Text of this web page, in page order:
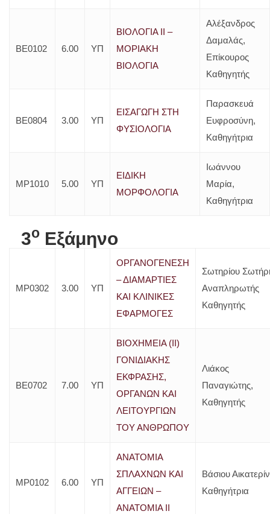
ΒΕ0102 6.00 ΥΠ
ΒΙΟΛΟΓΙΑ ΙΙ –
ΜΟΡΙΑΚΗ
ΒΙΟΛΟΓΙΑ
Aλέξανδρος
Δαμαλάς,
Επίκουρος
Καθηγητής
ΒΕ0804 3.00 ΥΠ
ΕΙΣΑΓΩΓΗ ΣΤΗ
ΦΥΣΙΟΛΟΓΙΑ
Παρασκευά
Ευφροσύνη,
Καθηγήτρια
ΜΡ1010 5.00 ΥΠ
ΕΙΔΙΚΗ
ΜΟΡΦΟΛΟΓΙΑ
Ιωάννου
Μαρία,
Καθηγήτρια
3o Εξάμηνο
ΜΡ0302 3.00 ΥΠ
ΟΡΓΑΝΟΓΕΝΕΣΗ
– ΔΙΑΜΑΡΤΙΕΣ
ΚΑΙ ΚΛΙΝΙΚΕΣ
ΕΦΑΡΜΟΓΕΣ
Σωτηρίου
Αναπληρωτής
Καθηγητής
ΒΕ0702 7.00 ΥΠ
ΒΙΟΧΗΜΕΙΑ (ΙΙ)
ΓΟΝΙΔΙΑΚΗΣ
ΕΚΦΡΑΣΗΣ,
ΟΡΓΑΝΩΝ ΚΑΙ
ΛΕΙΤΟΥΡΓΙΩΝ
ΤΟΥ ΑΝΘΡΩΠΟΥ
Λιάκος
Παναγιώτης,
Καθηγητής
ΜΡ0102 6.00 ΥΠ
ΑΝΑΤΟΜΙΑ
ΣΠΛΑΧΝΩΝ ΚΑΙ
ΑΓΓΕΙΩΝ –
ΑΝΑΤΟΜΙΑ ΙΙ
Βάσιου
Καθηγήτρια